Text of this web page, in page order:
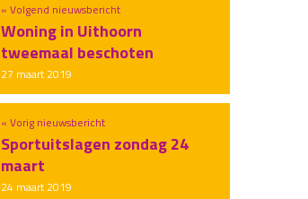
« Vorig nieuwsbericht
Sportuitslagen zondag 24
maart
24 maart 2019
» Volgend nieuwsbericht
Woning in Uithoorn
tweemaal beschoten
27 maart 2019